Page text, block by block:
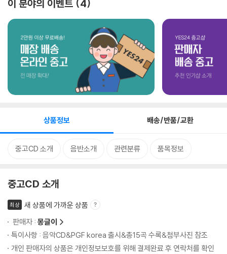
이 분야의 이벤트 4
상품정보 배송/반품/교환
중고CD 소개 음반소개 관련분류 품목정보
중고CD 소개
최상
새 상품에 가까운 상품
판매자 : 몽글이
특이사항 : 음악CD&PGF korea 출시&총15곡 수록&첨부사진 참조
개인 판매자의 상품은 개인정보보호를 위해 결제완료 후 연락처를 확인